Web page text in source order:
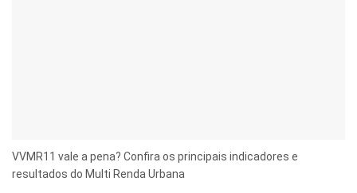
VVMR11 vale a pena? Confira os principais indicadores e
resultados do Multi Renda Urbana